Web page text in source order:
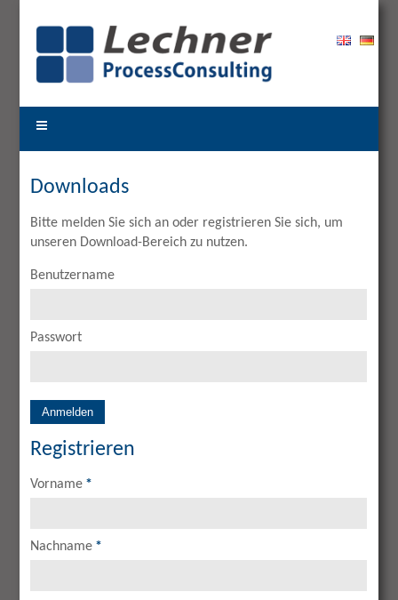
Downloads
Bitte melden Sie sich an oder registrieren Sie sich, um
unseren Download-Bereich zu nutzen.
Benutzername
Passwort
Anmelden
Registrieren
Vorname *
Nachname *